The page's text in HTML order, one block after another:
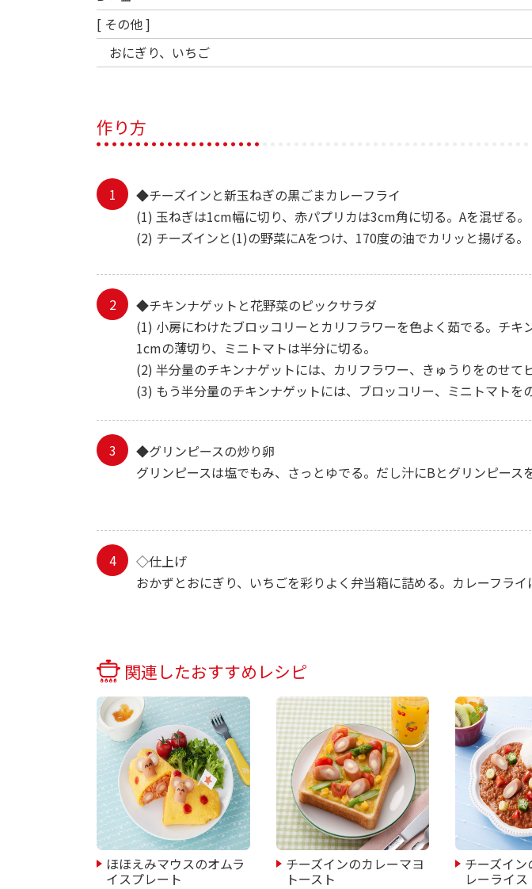
[ その他 ]
おにぎり、いちご
作り方
◆チーズインと新玉ねぎの黒ごまカレーフライ
(1) 玉ねぎは1cm幅に切り、赤パプリカは3cm角に切る。Aを混ぜる。
(2) チーズインと(1)の野菜にAをつけ、170度の油でカリッと揚げる。
◆チキンナゲットと花野菜のピックサラダ
(1) 小房にわけたブロッコリーとカリフラワーを色よく茹でる。チ
1cmの薄切り、ミニトマトは半分に切る。
(2) 半分量のチキンナゲットには、カリフラワー、きゅうりをのせて
(3) もう半分量のチキンナゲットには、ブロッコリー、ミニトマトを
◆グリンピースの炒り卵
グリンピースは塩でもみ、さっとゆでる。だし汁にBとグリンピース
◇仕上げ
おかずとおにぎり、いちごを彩りよく弁当箱に詰める。カレーフライ
関連したおすすめレシピ
ほほえみマウスのオムラ
イスプレート
チーズインのカレーマヨ
トースト
チーズイン
レーライス